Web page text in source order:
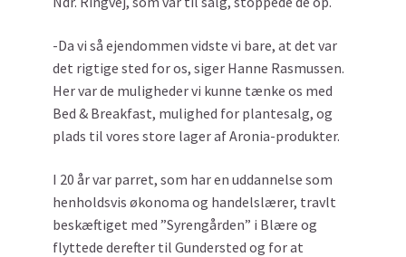
-Da vi så ejendommen vidste vi bare, at det var
det rigtige sted for os, siger Hanne Rasmussen.
Her var de muligheder vi kunne tænke os med
Bed & Breakfast, mulighed for plantesalg, og
plads til vores store lager af Aronia-produkter.
I 20 år var parret, som har en uddannelse som
henholdsvis økonoma og handelslærer, travlt
beskæftiget med ”Syrengården” i Blære og
flyttede derefter til Gundersted og for at